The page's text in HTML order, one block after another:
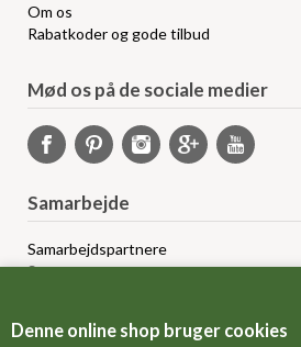
Denne online shop bruger cookies
Om os
Rabatkoder og gode tilbud
Mød os på de sociale medier
Samarbejde
Samarbejdspartnere
Sponsorprogram
Grossistsalg